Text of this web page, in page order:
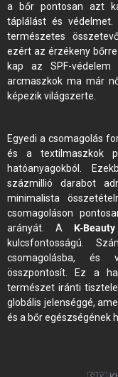
a bőr pontosan azt
táplálást és
természetes
ezért az érzékeny
kap az SPF-
arcmaszkok ma már
képezik világszerte.
Egyedi a csomagolás
és a textilmaszkok
hatóanyagokból.
százmillió darabot
minimalista
csomagoláson
arányát. A K-Beauty
kulcsfontosságú.
csomagolásba, és
összpontosít. Ez a
természet iránti
globális jelenséggé,
és a bőr egészségének